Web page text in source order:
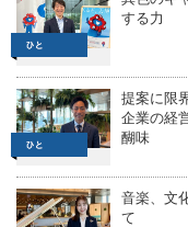
する力
提案に限
企業の経
醐味
音楽、文
て